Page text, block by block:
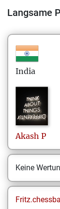
Langsame
India
Akash P
Keine